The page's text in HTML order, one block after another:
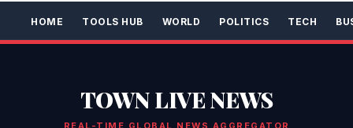
HOME TOOLS HUB WORLD POLITICS TECH
TOWN LIVE NEWS
REAL-TIME GLOBAL NEWS AGGREGATOR